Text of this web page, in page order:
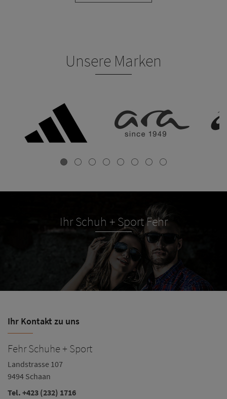
Unsere Marken
Ihr Schuh + Sport Fehr
Ihr Kontakt zu uns
Fehr Schuhe + Sport
Landstrasse 107
9494 Schaan
Tel. +423 (232) 1716